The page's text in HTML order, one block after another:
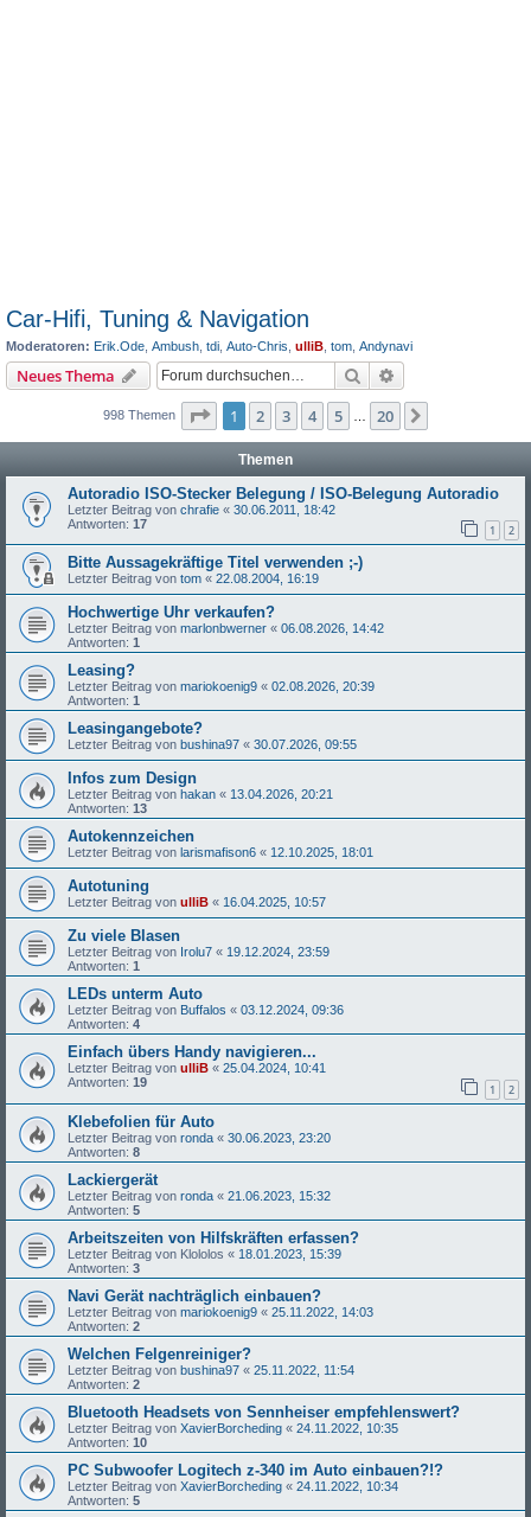
Car-Hifi, Tuning & Navigation
Moderatoren: Erik.Ode Ambush tdi Auto-Chris ulliB tom Andynavi
Neues Thema Suche
998 Themen Seite 1von 20
1 2 3 4 5 20
Themen
Autoradio ISO-Stecker Belegung / ISO-Belegung Autoradio
Letzter Beitrag von chrafie « 30.06.2011, 18:42
Antworten: 17 1 2
Bitte Aussagekräftige Titel verwenden ;-)
Letzter Beitrag von tom « 22.08.2004, 16:19
Hochwertige Uhr verkaufen?
Letzter Beitrag von marlonbwerner « 06.08.2026, 14:42
Antworten: 1
Leasing?
Letzter Beitrag von mariokoenig9 « 02.08.2026, 20:39
Antworten: 1
Leasingangebote?
Letzter Beitrag von bushina97 « 30.07.2026, 09:55
Infos zum Design
Letzter Beitrag von hakan « 13.04.2026, 20:21
Antworten: 13
Autokennzeichen
Letzter Beitrag von larismafison6 « 12.10.2025, 18:01
Autotuning
Letzter Beitrag von ulliB « 16.04.2025, 10:57
Zu viele Blasen
Letzter Beitrag von Irolu7 « 19.12.2024, 23:59
Antworten: 1
LEDs unterm Auto
Letzter Beitrag von Buffalos « 03.12.2024, 09:36
Antworten: 4
Einfach übers Handy navigieren...
Letzter Beitrag von ulliB « 25.04.2024, 10:41
Antworten: 19 1 2
Klebefolien für Auto
Letzter Beitrag von ronda « 30.06.2023, 23:20
Antworten: 8
Lackiergerät
Letzter Beitrag von ronda « 21.06.2023, 15:32
Antworten: 5
Arbeitszeiten von Hilfskräften erfassen?
Letzter Beitrag von Klololos « 18.01.2023, 15:39
Antworten: 3
Navi Gerät nachträglich einbauen?
Letzter Beitrag von mariokoenig9 « 25.11.2022, 14:03
Antworten: 2
Welchen Felgenreiniger?
Letzter Beitrag von bushina97 « 25.11.2022, 11:54
Antworten: 2
Bluetooth Headsets von Sennheiser empfehlenswert?
Letzter Beitrag von XavierBorcheding « 24.11.2022, 10:35
Antworten: 10
PC Subwoofer Logitech z-340 im Auto einbauen?!?
Letzter Beitrag von XavierBorcheding « 24.11.2022, 10:34
Antworten: 5